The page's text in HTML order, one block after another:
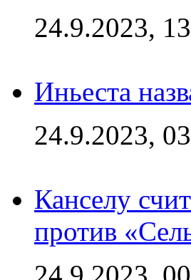
24.9.2023,
Иньеста
24.9.2023,
Канселу
против